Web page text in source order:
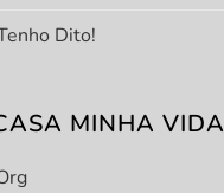
Dito!
MINHA VIDA